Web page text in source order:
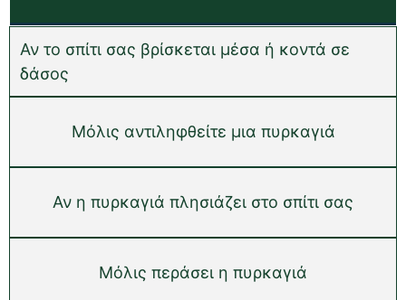
Αν το σπίτι σας βρίσκεται μέσα ή κοντά σε
δάσος
Μόλις αντιληφθείτε μια πυρκαγιά
Αν η πυρκαγιά πλησιάζει στο σπίτι σας
Μόλις περάσει η πυρκαγιά